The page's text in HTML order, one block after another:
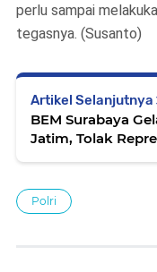
perlu sampai
tegasnya. (Susanto)
Artikel Selanjutnya
BEM Surabaya
Jatim, Tolak
Polri